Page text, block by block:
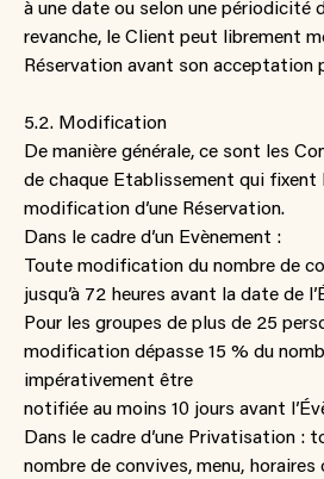
à une date ou selon une périodicité
revanche, le Client peut librement
Réservation avant son acceptation
5.2. Modification
De manière générale, ce sont les
de chaque Etablissement qui
modification d’une Réservation.
Dans le cadre d’un Evènement :
Toute modification du nombre de
jusqu’à 72 heures avant la date de
Pour les groupes de plus de 25
modification dépasse 15 % du
impérativement être
notifiée au moins 10 jours avant
Dans le cadre d’une Privatisation :
nombre de convives, menu,